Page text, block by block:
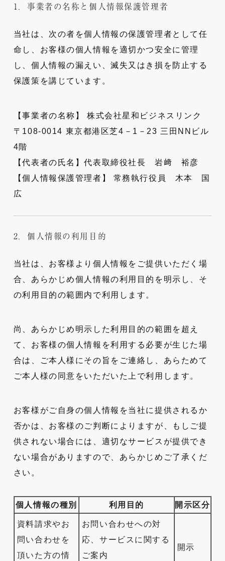
1．事業者の名称と個人情報保護管理者
当社は、次の者を個人情報の保護管理者として任
命し、お客様の個人情報を適切かつ安全に管理
し、個人情報の漏えい、滅失又はき損を防止する
保護策を講じています。
【事業者の名称】 株式会社星和ビジネスリンク
〒108-0014 東京都港区芝4－1－23 三田NNビル
4階
【代表者の氏名】代表取締役社長 岩﨑 裕彦
【個人情報保護管理者】 常務執行役員 木本 国
広
2．個人情報の利用目的
当社は、お客様より個人情報をご提供いただく場
合、あらかじめ個人情報の利用目的を明示し、そ
の利用目的の範囲内で利用します。
尚、あらかじめ明示した利用目的の範囲を超え
て、お客様の個人情報を利用する必要が生じた場
合は、ご本人様にその旨をご連絡し、あらためて
ご本人様の同意をいただいた上で利用します。
お客様がご自身の個人情報を当社に提供されるか
否かは、お客様のご判断によりますが、もしご提
供されない場合には、適切なサービスが提供でき
ない場合がありますので、あらかじめご了承くだ
さい。
個人情報の種別 利用目的 開示区分
資料請求やお
問い合わせを
頂いた方の情
お問い合わせへの対
応、サービスに関する
ご案内
開示